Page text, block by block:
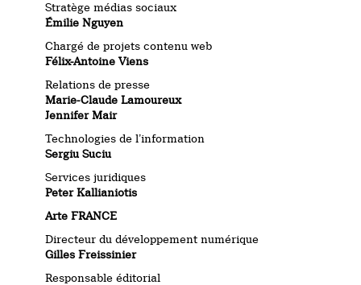
Stratège médias sociaux
Émilie Nguyen
Chargé de projets contenu web
Félix-Antoine Viens
Relations de presse
Marie-Claude Lamoureux
Jennifer Mair
Technologies de l’information
Sergiu Suciu
Services juridiques
Peter Kallianiotis
Arte FRANCE
Directeur du développement numérique
Gilles Freissinier
Responsable éditorial